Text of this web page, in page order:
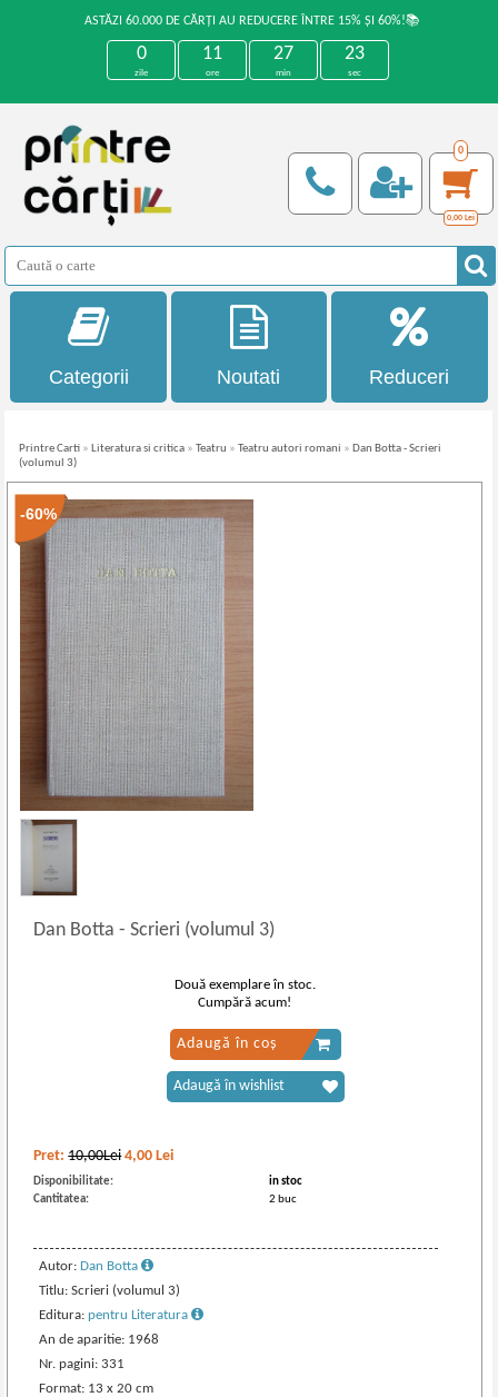
ASTĂZI 60.000 DE CĂRȚI AU REDUCERE ÎNTRE 15% ȘI 60%!📚
0
zile
11
ore
27
min
23
sec
0
0,00 Lei
Categorii Noutati Reduceri
Printre Carti » Literatura si critica »Teatru »Teatru autori romani » Dan Botta - Scrieri
(volumul 3)
-60%
Dan Botta- Scrieri (volumul 3)
Pret:10,00Lei 4,00 Lei
Disponibilitate:
in stoc
Cantitatea:
2 buc
Autor:Dan Botta
Titlu: Scrieri (volumul 3)
Editura: pentru Literatura
An de aparitie: 1968
Nr. pagini: 331
Format: 13 x 20 cm
Două exemplare în stoc.
Cumpără acum!
Adaugă în coș
Adaugă în wishlist